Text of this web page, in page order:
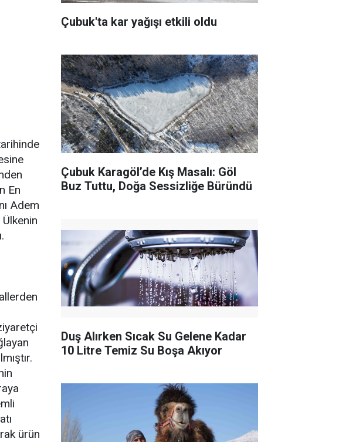
En
Adem
ürün
Çubuk'ta kar yağışı etkili oldu
Çubuk Karagöl’de Kış Masalı: Göl
Buz Tuttu, Doğa Sessizliğe Büründü
Duş Alırken Sıcak Su Gelene Kadar
10 Litre Temiz Su Boşa Akıyor